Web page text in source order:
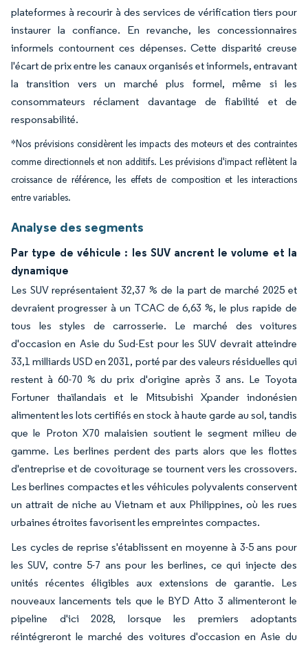
plateformes à recourir à des services de vérification tiers pour
instaurer la confiance. En revanche, les concessionnaires
informels contournent ces dépenses. Cette disparité creuse
l'écart de prix entre les canaux organisés et informels, entravant
la transition vers un marché plus formel, même si les
consommateurs réclament davantage de fiabilité et de
responsabilité.
*Nos prévisions considèrent les impacts des moteurs et des contraintes
comme directionnels et non additifs. Les prévisions d'impact reflètent la
croissance de référence, les effets de composition et les interactions
entre variables.
Analyse des segments
Par type de véhicule : les SUV ancrent le volume et la
dynamique
Les SUV représentaient 32,37 % de la part de marché 2025 et
devraient progresser à un TCAC de 6,63 %, le plus rapide de
tous les styles de carrosserie. Le marché des voitures
d'occasion en Asie du Sud-Est pour les SUV devrait atteindre
33,1 milliards USD en 2031, porté par des valeurs résiduelles qui
restent à 60-70 % du prix d'origine après 3 ans. Le Toyota
Fortuner thaïlandais et le Mitsubishi Xpander indonésien
alimentent les lots certifiés en stock à haute garde au sol, tandis
que le Proton X70 malaisien soutient le segment milieu de
gamme. Les berlines perdent des parts alors que les flottes
d'entreprise et de covoiturage se tournent vers les crossovers.
Les berlines compactes et les véhicules polyvalents conservent
un attrait de niche au Vietnam et aux Philippines, où les rues
urbaines étroites favorisent les empreintes compactes.
Les cycles de reprise s'établissent en moyenne à 3-5 ans pour
les SUV, contre 5-7 ans pour les berlines, ce qui injecte des
unités récentes éligibles aux extensions de garantie. Les
nouveaux lancements tels que le BYD Atto 3 alimenteront le
pipeline d'ici 2028, lorsque les premiers adoptants
réintégreront le marché des voitures d'occasion en Asie du